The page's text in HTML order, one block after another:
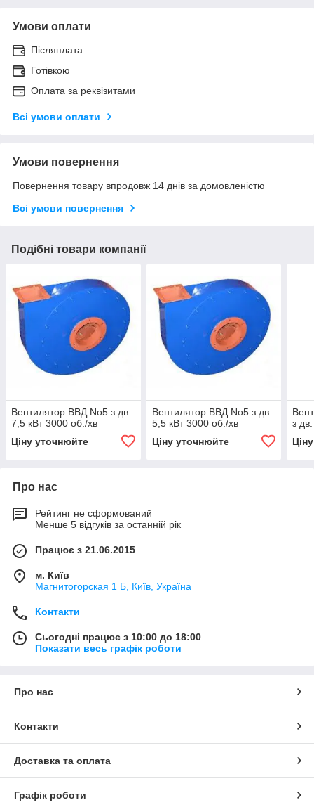
Умови оплати
Післяплата
Готівкою
Оплата за реквізитами
Всі умови оплати
Умови повернення
Повернення товару впродовж 14 днів за домовленістю
Всі умови повернення
Подібні товари компанії
Вентилятор ВВД No5 з дв.
7,5 кВт 3000 об./хв
Ціну уточнюйте
Вентилятор ВВД No5 з дв.
5,5 кВт 3000 об./хв
Ціну уточнюйте
з
Про нас
Рейтинг не сформований
Менше 5 відгуків за останній рік
Працює з 21.06.2015
м. Київ
Магнитогорская 1 Б, Київ, Україна
Контакти
Сьогодні працює з 10:00 до 18:00
Показати весь графік роботи
Про нас
Контакти
Доставка та оплата
Графік роботи